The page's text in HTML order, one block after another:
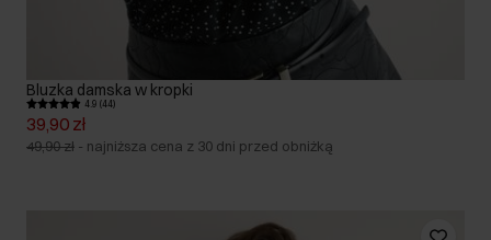
Bluzka damska w kropki
4.9 (44)
39,90 zł
49,90 zł - najniższa cena z 30 dni przed obniżką